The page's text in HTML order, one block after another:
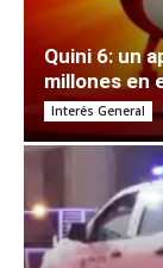
Quini 6: un
millones en
Interés General